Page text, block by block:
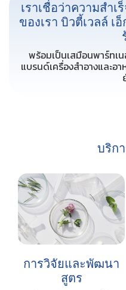
เราเชื่อว่าความสำ
ของเรา บิวตี้เวลล์ เ
พร้อมเป็นเสมือนพาร์ทเ
แบรนด์เครื่องสำอางและอ
บริก
การวิจัยและพัฒนา
สูตร